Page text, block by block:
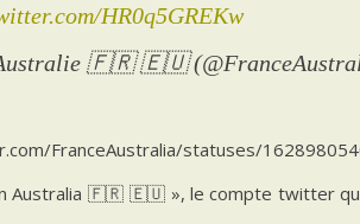
HR0q5GREKw
🇫🇷 🇪🇺
FranceAustralia/statuses/
Australia 🇫🇷 🇪🇺 », le compte twitter